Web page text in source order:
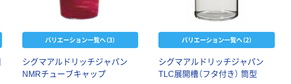
バリエーション一覧へ（3）
シグマアルドリッチジャパン
NMRチューブキャップ
バリエーション一覧へ（2）
シグマアルドリッチジャパン
TLC展開槽（フタ付き） 筒型